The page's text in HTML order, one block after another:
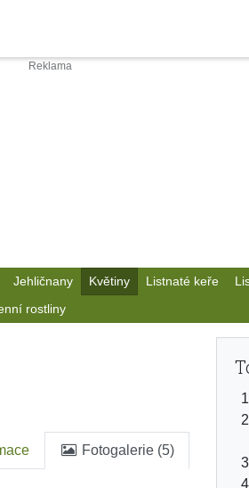
Jehličnany Květiny Listnaté keře
rostliny
Fotogalerie (5)